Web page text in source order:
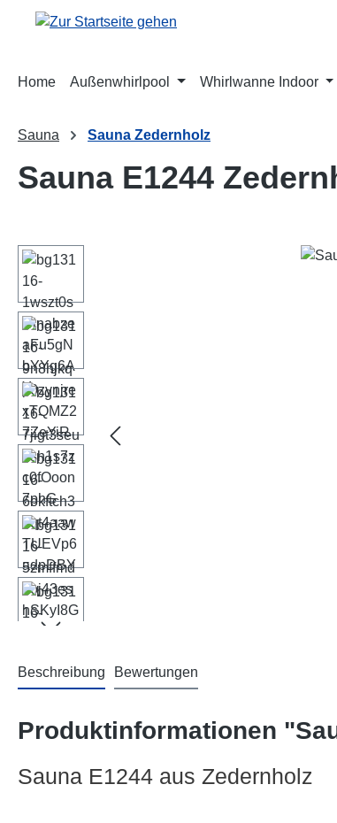
Hauptinhalt springen
Zur Suche springen
Zur Hauptnavigation springen
Home Außenwhirlpool Whirlwanne Indoor
Sauna Sauna Zedernholz
Sauna E1244
Bildergalerie überspringen
Beschreibung Bewertungen
Produktinformationen
Sauna E1244 aus Zedernholz